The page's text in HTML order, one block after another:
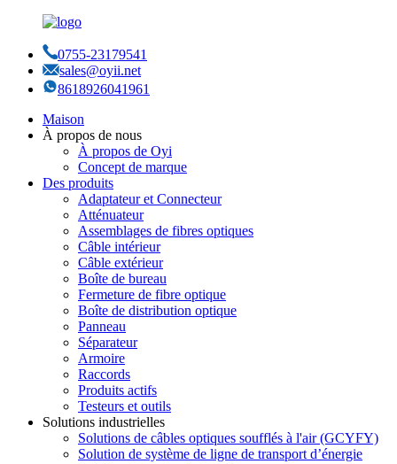
0755-23179541
sales@oyii.net
8618926041961
Maison
À propos de nous
À propos de Oyi
Concept de marque
Des produits
Adaptateur et Connecteur
Atténuateur
Assemblages de fibres optiques
Câble intérieur
Câble extérieur
Boîte de bureau
Fermeture de fibre optique
Boîte de distribution optique
Panneau
Séparateur
Armoire
Raccords
Produits actifs
Testeurs et outils
Solutions industrielles
Solutions de câbles optiques soufflés à l'air (GCYFY)
Solution de système de ligne de transport d’énergie